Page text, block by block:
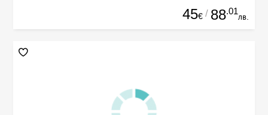
45€ / 88.01
лв.